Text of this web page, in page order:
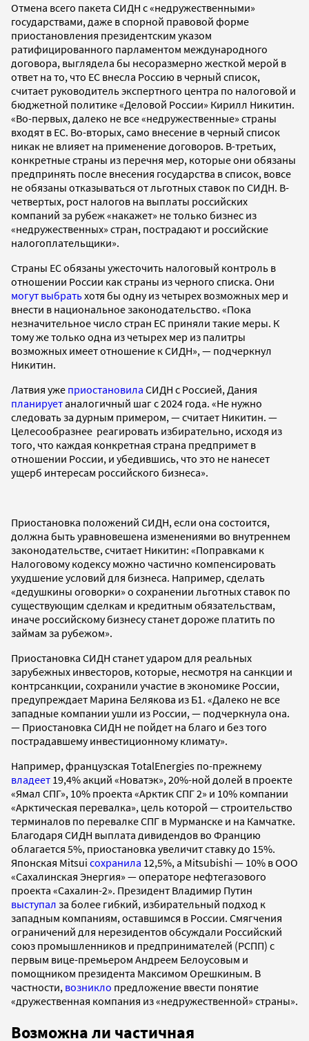
Отмена всего пакета СИДН с «недружественными»
государствами, даже в спорной правовой форме
приостановления президентским указом
ратифицированного парламентом международного
договора, выглядела бы несоразмерно жесткой мерой в
ответ на то, что ЕС внесла Россию в черный список,
считает руководитель экспертного центра по налоговой и
бюджетной политике «Деловой России» Кирилл Никитин.
«Во-первых, далеко не все «недружественные» страны
входят в ЕС. Во-вторых, само внесение в черный список
никак не влияет на применение договоров. В-третьих,
конкретные страны из перечня мер, которые они обязаны
предпринять после внесения государства в список, вовсе
не обязаны отказываться от льготных ставок по СИДН. В-
четвертых, рост налогов на выплаты российских
компаний за рубеж «накажет» не только бизнес из
«недружественных» стран, пострадают и российские
налогоплательщики».
Страны ЕС обязаны ужесточить налоговый контроль в
отношении России как страны из черного списка. Они
могут выбратьхотя бы одну из четырех возможных мер и
внести в национальное законодательство. «Пока
незначительное число стран ЕС приняли такие меры. К
тому же только одна из четырех мер из палитры
возможных имеет отношение к СИДН», — подчеркнул
Никитин.
Латвия уже приостановила СИДН с Россией, Дания
планируетаналогичный шаг с 2024 года. «Не нужно
следовать за дурным примером, — считает Никитин. —
Целесообразнее реагировать избирательно, исходя из
того, что каждая конкретная страна предпримет в
отношении России, и убедившись, что это не нанесет
ущерб интересам российского бизнеса».
Приостановка положений СИДН, если она состоится,
должна быть уравновешена изменениями во внутреннем
законодательстве, считает Никитин: «Поправками к
Налоговому кодексу можно частично компенсировать
ухудшение условий для бизнеса. Например, сделать
«дедушкины оговорки» о сохранении льготных ставок по
существующим сделкам и кредитным обязательствам,
иначе российскому бизнесу станет дороже платить по
займам за рубежом».
Приостановка СИДН станет ударом для реальных
зарубежных инвесторов, которые, несмотря на санкции и
контрсанкции, сохранили участие в экономике России,
предупреждает Марина Белякова из Б1. «Далеко не все
западные компании ушли из России, — подчеркнула она.
— Приостановка СИДН не пойдет на благо и без того
пострадавшему инвестиционному климату».
Например, французская TotalEnergies по-прежнему
владеет 19,4% акций «Новатэк», 20%-ной долей в проекте
«Ямал СПГ», 10% проекта «Арктик СПГ 2» и 10% компании
«Арктическая перевалка», цель которой — строительство
терминалов по перевалке СПГ в Мурманске и на Камчатке.
Благодаря СИДН выплата дивидендов во Францию
облагается 5%, приостановка увеличит ставку до 15%.
Японская Mitsui сохранила 12,5%, а Mitsubishi — 10% в ООО
«Сахалинская Энергия» — операторе нефтегазового
проекта «Сахалин-2». Президент Владимир Путин
выступал за более гибкий, избирательный подход к
западным компаниям, оставшимся в России. Смягчения
ограничений для нерезидентов обсуждали Российский
союз промышленников и предпринимателей (РСПП) с
первым вице-премьером Андреем Белоусовым и
помощником президента Максимом Орешкиным. В
частности, возникло предложение ввести понятие
«дружественная компания из «недружественной» страны».
Возможна ли частичная